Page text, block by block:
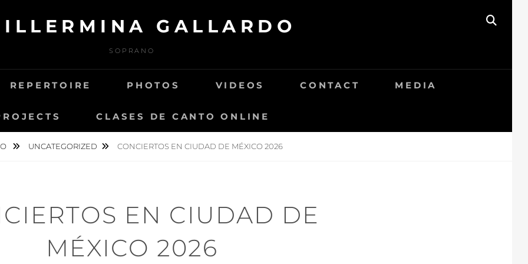
GALLARDO
SOPRANO
REPERTOIRE PHOTOS VIDEOS CONTACT MEDIA
CLASES DE CANTO ONLINE
UNCATEGORIZED CONCIERTOS EN CIUDAD DE MÉXICO 2026
EN CIUDAD DE
MÉXICO 2026